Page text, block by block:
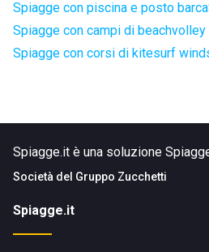
Spiagge con piscina e posto barca
Spiagge con campi di
Spiagge con corsi di kitesurf
Spiagge.it è una soluzione
Società del Gruppo Zucchetti
Spiagge.it